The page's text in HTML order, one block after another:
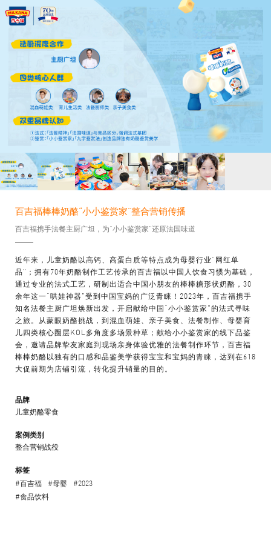
百吉福棒棒奶酪“小小鉴赏家”整合营销传播
百吉福携手法餐主厨广坦，为“小小鉴赏家”还原法国味道
近年来，儿童奶酪以高钙、高蛋白质等特点成为母婴行业“网红单
品”；拥有70年奶酪制作工艺传承的百吉福以中国人饮食习惯为基础，
通过专业的法式工艺，研制出适合中国小朋友的棒棒糖形状奶酪，30
余年这一“哄娃神器”受到中国宝妈的广泛青睐！2023年，百吉福携手
知名法餐主厨广坦焕新出发，开启献给中国“小小鉴赏家”的法式寻味
之旅。从蒙眼奶酪挑战，到混血萌娃、亲子美食、法餐制作、母婴育
儿四类核心圈层KOL多角度多场景种草；献给小小鉴赏家的线下品鉴
会，邀请品牌挚友家庭到现场亲身体验优雅的法餐制作环节，百吉福
棒棒奶酪以独有的口感和品鉴美学获得宝宝和宝妈的青睐，达到在618
大促前期为店铺引流，转化提升销量的目的。
品牌
儿童奶酪零食
案例类别
整合营销战役
标签
#百吉福
#母婴
#2023
#食品饮料